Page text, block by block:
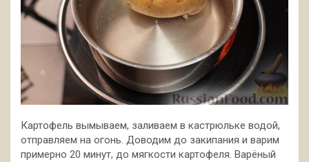
Картофель вымываем, заливаем в кастрюльке водой,
отправляем на огонь. Доводим до закипания и варим
примерно 20 минут, до мягкости картофеля. Варёный